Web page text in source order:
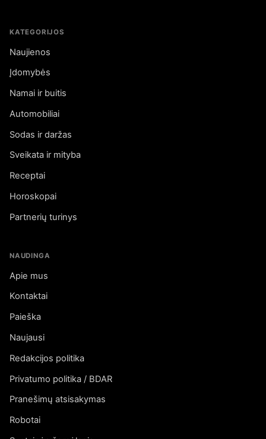
KATEGORIJOS
Naujienos
Įdomybės
Namai ir buitis
Automobiliai
Sodas ir daržas
Sveikata ir mityba
Receptai
Horoskopai
Partnerių turinys
NAUDINGA
Apie mus
Kontaktai
Paieška
Naujausi
Redakcijos politika
Privatumo politika / BDAR
Pranešimų atsisakymas
Robotai